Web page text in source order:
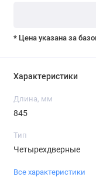
* Цена указана за
Характеристики
Длина, мм
845
Тип
Четырехдверные
Все характеристики